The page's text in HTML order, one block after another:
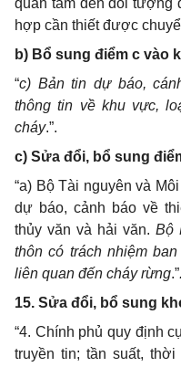
quan tâm đến đối tượng
hợp cần thiết được
b) Bổ sung điểm c vào
“c) Bản tin dự báo,
thông tin về khu vực,
cháy.”.
c) Sửa đổi, bổ sung
“a) Bộ Tài nguyên và
dự báo, cảnh báo về
thủy văn và hải văn. Bộ
thôn có trách nhiệm
liên quan đến cháy rừng.”.
15. Sửa đổi, bổ sung
“4. Chính phủ quy định
truyền tin; tần suất,